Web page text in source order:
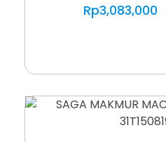
Rp3,083,000